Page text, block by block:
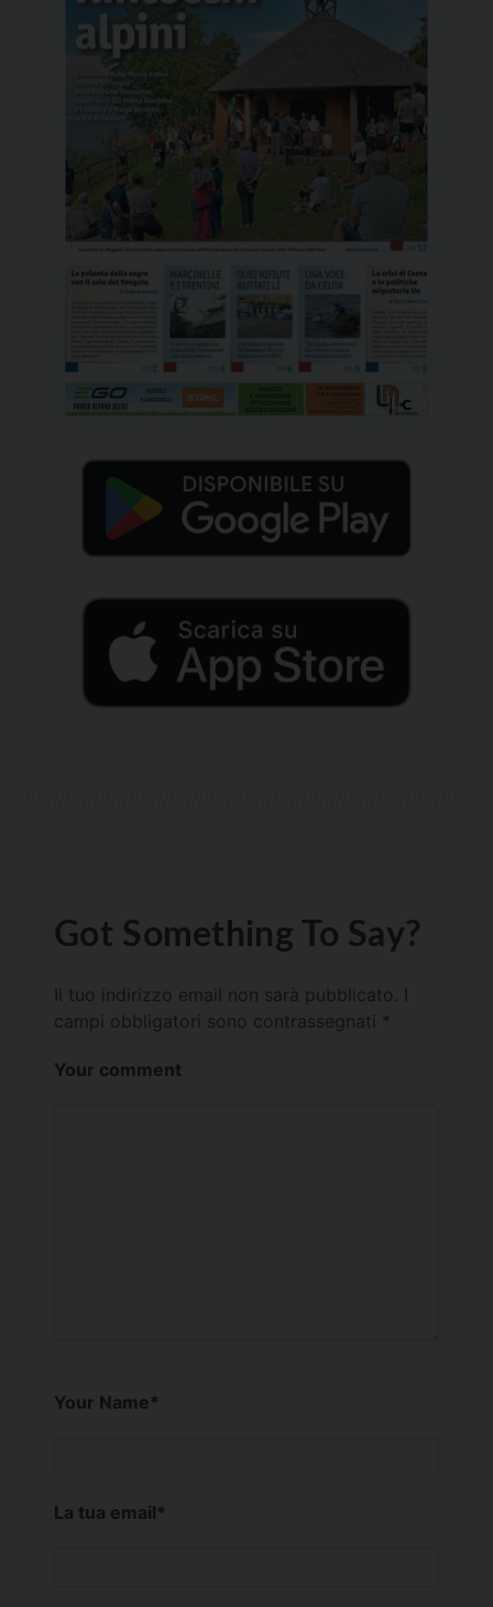
Got Something To Say?
Il tuo indirizzo email non sarà pubblicato.
campi obbligatori sono contrassegnati *
Your comment
Your Name*
La tua email*